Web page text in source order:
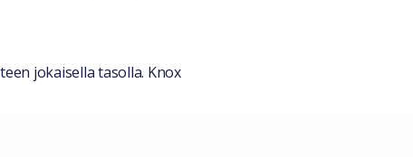
jokaisella tasolla. Knox